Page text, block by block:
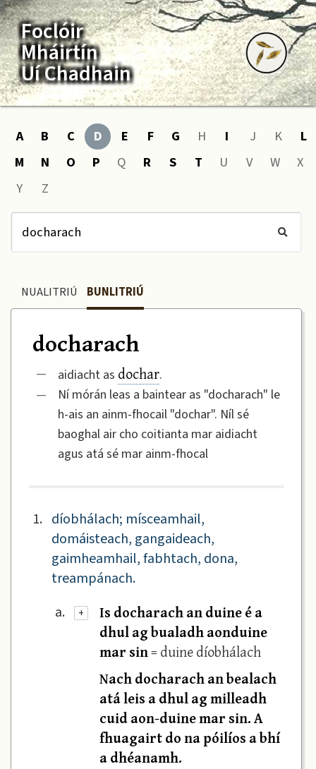
Foclóir
Mháirtín
Uí Chadhain
A B C D E F G H I J K
L
M
N O P Q R S T U V W
X
Y
Z
NUALITRIÚ BUNLITRIÚ
docharach
— aidiacht as dochar.
—
Ní mórán leas a baintear as "docharach" le
h-ais an ainm-fhocail "dochar". Níl sé
baoghal air cho coitianta mar aidiacht
agus atá sé mar ainm-fhocal
1. díobhálach; mísceamhail,
domáisteach, gangaideach,
gaimheamhail, fabhtach, dona,
treampánach.
a.
+
Is docharach an duine é a
dhul ag bualadh aonduine
mar sin= duine díobhálach
Nach docharach an bealach
atá leis a dhul ag milleadh
cuid aon-duine mar sin. A
fhuagairt do na póilíos a bhí
a dhéanamh.